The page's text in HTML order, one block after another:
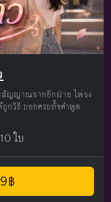
ะสัญญาณจากอีกฝ่าย ไพ่จะ
กวิธี บอกครบทั้งคำพูด
ใบ
฿